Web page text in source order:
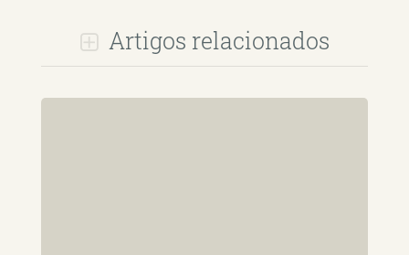
Artigos relacionados